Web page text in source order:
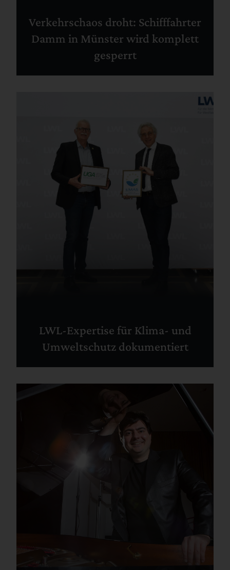
Verkehrschaos droht: Schifffahrter
Damm in Münster wird komplett
gesperrt
LWL-Expertise für Klima- und
Umweltschutz dokumentiert